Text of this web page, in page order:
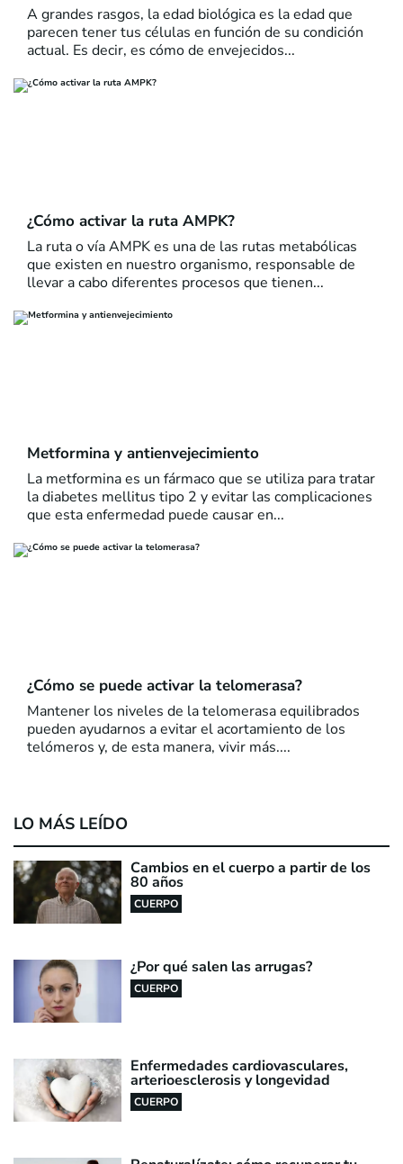
A grandes rasgos, la edad biológica es la edad que
parecen tener tus células en función de su condición
actual. Es decir, es cómo de envejecidos...
¿Cómo activar la ruta AMPK?
La ruta o vía AMPK es una de las rutas metabólicas
que existen en nuestro organismo, responsable de
llevar a cabo diferentes procesos que tienen...
Metformina y antienvejecimiento
La metformina es un fármaco que se utiliza para tratar
la diabetes mellitus tipo 2 y evitar las complicaciones
que esta enfermedad puede causar en...
¿Cómo se puede activar la telomerasa?
Mantener los niveles de la telomerasa equilibrados
pueden ayudarnos a evitar el acortamiento de los
telómeros y, de esta manera, vivir más....
LO MÁS LEÍDO
Cambios en el cuerpo a partir de los
80 años
CUERPO
¿Por qué salen las arrugas?
CUERPO
Enfermedades cardiovasculares,
arterioesclerosis y longevidad
CUERPO